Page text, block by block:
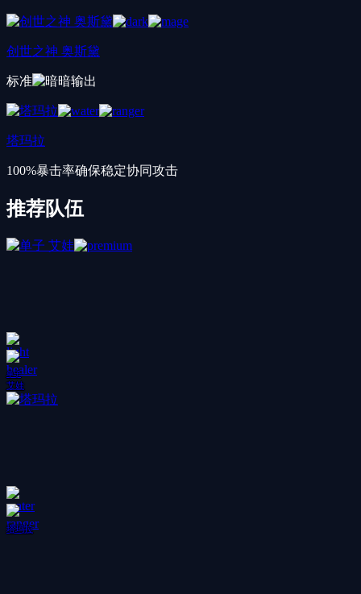
创世之神 奥斯黛
标准 暗输出
塔玛拉
100%暴击率确保稳定协同攻击
推荐队伍
单子
艾娃
塔玛拉